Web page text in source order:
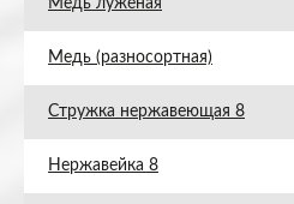
Медь луженая
Медь (разносортная)
Стружка нержавеющая 8
Нержавейка 8